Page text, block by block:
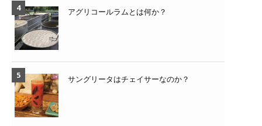
アグリコールラムとは何か？
サングリータはチェイサーなのか？